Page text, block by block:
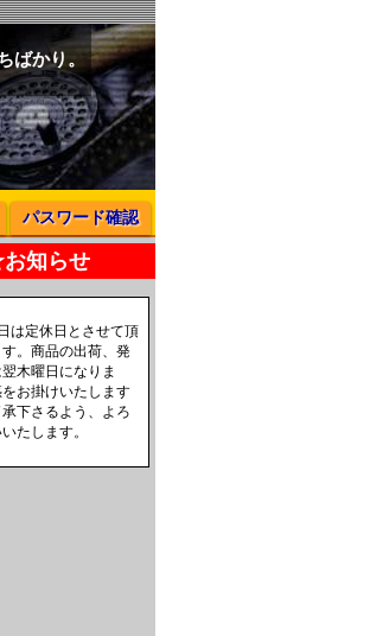
ばかり。
パスワード確認
知らせ
は定休日とさせて頂
。商品の出荷、発
木曜日になりま
お掛けいたします
下さるよう、よろ
たします。